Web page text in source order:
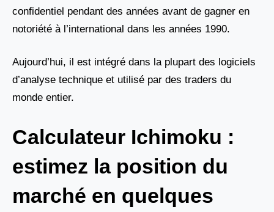
confidentiel pendant des années avant de gagner en
notoriété à l’international dans les années 1990.
Aujourd’hui, il est intégré dans la plupart des logiciels
d’analyse technique et utilisé par des traders du
monde entier.
Calculateur Ichimoku :
estimez la position du
marché en quelques